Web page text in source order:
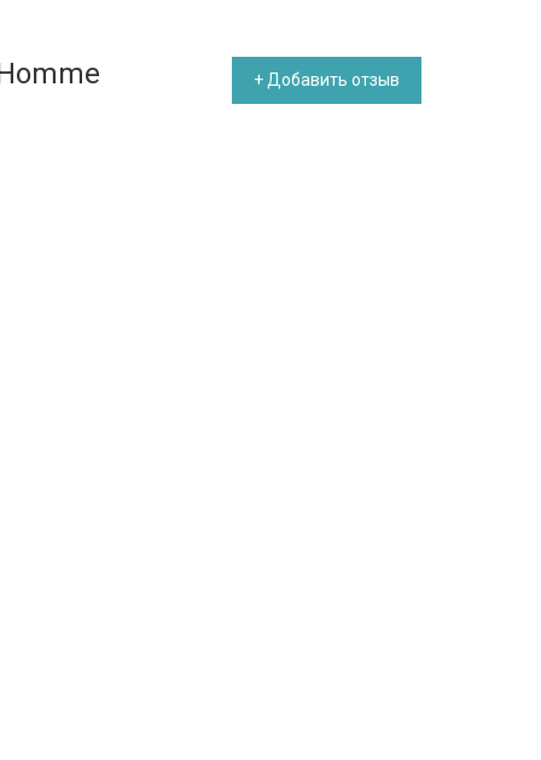
+ Добавить отзыв